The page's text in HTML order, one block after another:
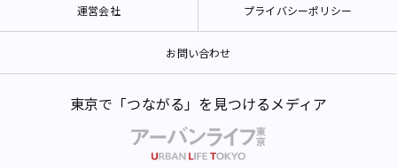
運営会社 プライバシーポリシー
お問い合わせ
東京で「つながる」を見つけるメディア